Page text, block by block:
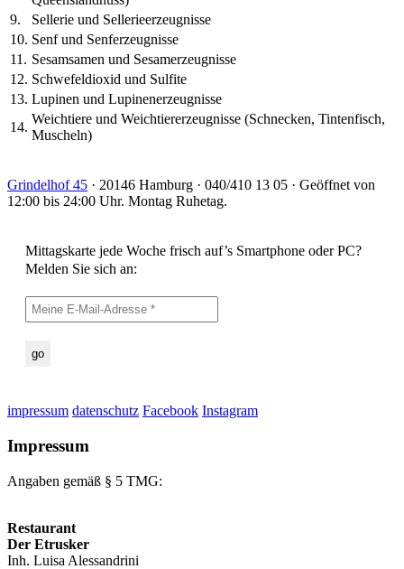
9.
Sellerie und Sellerieerzeugnisse
10. Senf und Senferzeugnisse
11. Sesamsamen und Sesamerzeugnisse
12. Schwefeldioxid und Sulfite
13. Lupinen und Lupinenerzeugnisse
14.
Weichtiere und Weichtiererzeugnisse (Schnecken, Tintenfisch,
Muscheln)
Grindelhof 45 · 20146 Hamburg · 040/410 13 05 · Geöffnet von
12:00 bis 24:00 Uhr. Montag Ruhetag.
Mittagskarte jede Woche frisch auf’s Smartphone oder PC?
Melden Sie sich an:
impressum datenschutz Facebook Instagram
Impressum
Angaben gemäß § 5 TMG:
Restaurant
Der Etrusker
Inh. Luisa Alessandrini